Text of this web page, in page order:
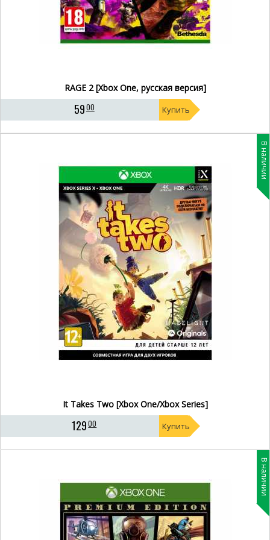
RAGE 2 [Xbox One, русская версия]
5900 Купить
В наличии
It Takes Two [Xbox One/Xbox Series]
12900 Купить
В наличии